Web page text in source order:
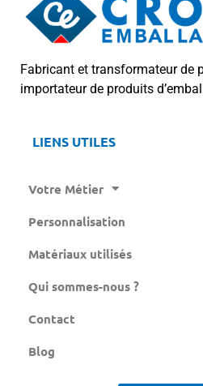
Fabricant et transformateur de
importateur de produits
LIENS UTILES
Votre Métier
Personnalisation
Matériaux utilisés
Qui sommes-nous ?
Contact
Blog